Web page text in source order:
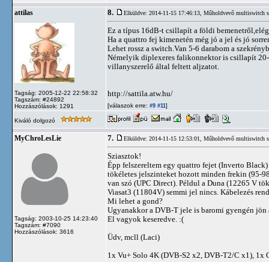
attilas
Tagság: 2005-12-22 22:58:32
Tagszám: #24892
Hozzászólások: 1291
8. Elküldve: 2014-11-15 17:46:13, Műholdvevő multiswitch
Ez a típus 16dB-t csillapít a földi
Ha a quattro fej kimenetén még jó a jel és jó
Lehet rossz a switch.Van 5-6 darabom a
Némelyik diplexeres falikonnektor is csillapít
villanyszerelő által feltett aljzatot.
http://sattila.atw.hu/
[válaszok erre: #9 #11]
Kiváló dolgozó
MyChroLesLie
Tagság: 2003-10-25 14:23:40
Tagszám: #7090
Hozzászólások: 3616
7. Elküldve: 2014-11-15 12:53:01, Műholdvevő multiswitch
Sziasztok!
Épp felszereltem egy quattro fejet (Inverto
tökéletes jelszinteket hozott minden frekin (95-
van szó (UPC Direct). Példul a Duna (12265 V
Viasat3 (11804V) semmi jel nincs. Kábelezés
Mi lehet a gond?
Ugyanakkor a DVB-T jele is baromi gyengén
El vagyok keseredve. :(
Üdv, mcll (Laci)
1x Vu+ Solo 4K (DVB-S2 x2, DVB-T2/C x1), 1x